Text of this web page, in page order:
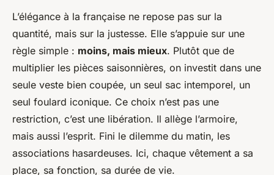
L’élégance à la française ne repose pas sur la
quantité, mais sur la justesse. Elle s’appuie sur une
règle simple : moins, mais mieux. Plutôt que de
multiplier les pièces saisonnières, on investit dans une
seule veste bien coupée, un seul sac intemporel, un
seul foulard iconique. Ce choix n’est pas une
restriction, c’est une libération. Il allège l’armoire,
mais aussi l’esprit. Fini le dilemme du matin, les
associations hasardeuses. Ici, chaque vêtement a sa
place, sa fonction, sa durée de vie.